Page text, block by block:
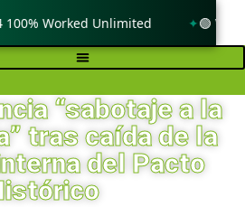
“sabotaje a la
tras caída de la
del Pacto
Worked Unlimited 🟢